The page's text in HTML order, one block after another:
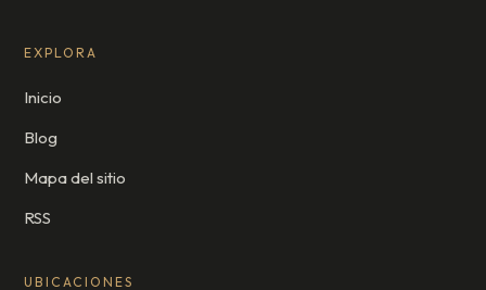
EXPLORA
Inicio
Blog
Mapa del sitio
RSS
UBICACIONES